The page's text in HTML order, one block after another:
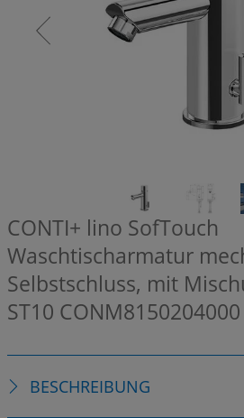
CONTI+ lino SofTouch
Waschtischarmatur
Selbstschluss, mit
ST10 CONM8150204000
BESCHREIBUNG